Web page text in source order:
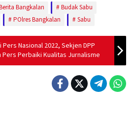
Bangkalan
Budak Sabu
POlres Bangkalan Sabu
Nasional 2022, Sekjen DPP
Pers Perbaiki Kualitas Jurnalisme